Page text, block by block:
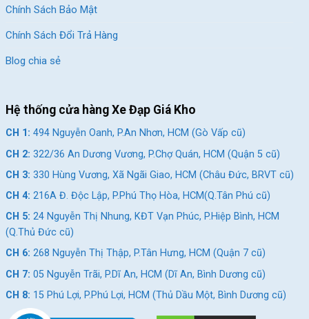
Chính Sách Bảo Mật
Chính Sách Đổi Trả Hàng
Blog chia sẻ
Hệ thống cửa hàng Xe Đạp Giá Kho
CH 1: 494 Nguyễn Oanh, P.An Nhơn, HCM (Gò Vấp cũ)
CH 2: 322/36 An Dương Vương, P.Chợ Quán, HCM (Quận 5 cũ)
CH 3: 330 Hùng Vương, Xã Ngãi Giao, HCM (Châu Đức, BRVT cũ)
CH 4: 216A Đ. Độc Lập, P.Phú Thọ Hòa, HCM(Q.Tân Phú cũ)
CH 5: 24 Nguyễn Thị Nhung, KĐT Vạn Phúc, P.Hiệp Bình, HCM
(Q.Thủ Đức cũ)
CH 6: 268 Nguyễn Thị Thập, P.Tân Hưng, HCM (Quận 7 cũ)
CH 7: 05 Nguyễn Trãi, P.Dĩ An, HCM (Dĩ An, Bình Dương cũ)
CH 8: 15 Phú Lợi, P.Phú Lợi, HCM (Thủ Dầu Một, Bình Dương cũ)